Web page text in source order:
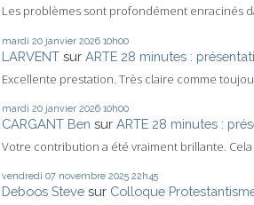
Les problèmes sont profondément enracinés
mardi 20 janvier 2026 10h00
LARVENT sur ARTE 28 minutes :
Excellente prestation. Très claire comme
mardi 20 janvier 2026 10h00
CARGANT Ben sur ARTE 28 minutes :
Votre contribution a été vraiment brillante.
vendredi 07 novembre 2025 22h45
Deboos Steve sur Colloque